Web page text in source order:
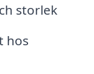
storlek
hos